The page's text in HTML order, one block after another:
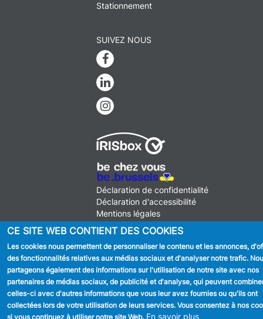
Stationnement
SUIVEZ NOUS
Facebook
Linkedin
Instagram
MENU
FOOTER
LEGAL
Déclaration de confidentialité
Déclaration d'accessibilité
Mentions légales
Charte de bonne conduite et de
modération des réseaux sociaux
© 2026 ADMINISTRATION COMMUNALE D'ANDERLECHT Place
du Conseil 1 B-1070-Bruxelles -T:+32 2 558 08 00
info@anderlecht.brussels- webmasterCaravane media
CE SITE WEB CONTIENT DES COOKIES
Les cookies nous permettent de personnaliser le contenu et les annonces,
des fonctionnalités relatives aux médias sociaux et d'analyser notre trafic.
partageons également des informations sur l'utilisation de notre site avec nos
partenaires de médias sociaux, de publicité et d'analyse, qui peuvent
celles-ci avec d'autres informations que vous leur avez fournies ou qu'ils ont
collectées lors de votre utilisation de leurs services. Vous consentez à nos
si vous continuez à utiliser notre site Web. En savoir plus